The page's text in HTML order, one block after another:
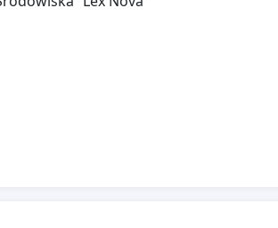
Praw Zwierząt MONDO CANE